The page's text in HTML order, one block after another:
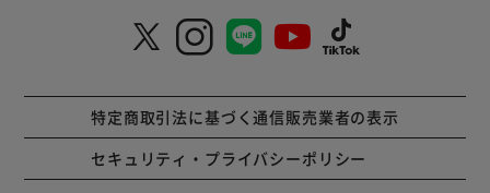
特定商取引法に基づく通信販売業者の表示
セキュリティ・プライバシーポリシー